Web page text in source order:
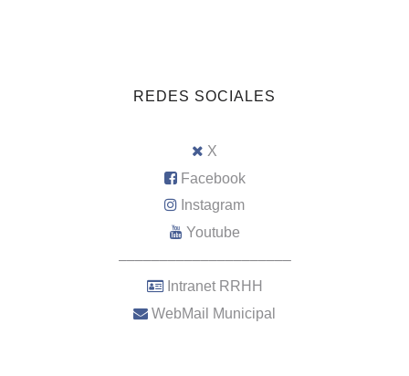
REDES SOCIALES
X
Facebook
Instagram
Youtube
–––––––––––––––––––––
Intranet RRHH
WebMail Municipal